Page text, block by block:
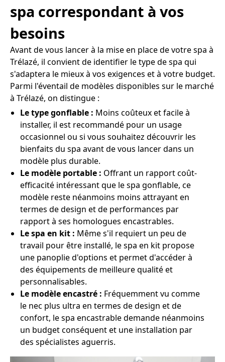
spa correspondant à vos
besoins
Avant de vous lancer à la mise en place de votre spa à
Trélazé, il convient de identifier le type de spa qui
s'adaptera le mieux à vos exigences et à votre budget.
Parmi l'éventail de modèles disponibles sur le marché
à Trélazé, on distingue :
Le type gonflable : Moins coûteux et facile à
installer, il est recommandé pour un usage
occasionnel ou si vous souhaitez découvrir les
bienfaits du spa avant de vous lancer dans un
modèle plus durable.
Le modèle portable : Offrant un rapport coût-
efficacité intéressant que le spa gonflable, ce
modèle reste néanmoins moins attrayant en
termes de design et de performances par
rapport à ses homologues encastrables.
Le spa en kit : Même s'il requiert un peu de
travail pour être installé, le spa en kit propose
une panoplie d'options et permet d'accéder à
des équipements de meilleure qualité et
personnalisables.
Le modèle encastré : Fréquemment vu comme
le nec plus ultra en termes de design et de
confort, le spa encastrable demande néanmoins
un budget conséquent et une installation par
des spécialistes aguerris.